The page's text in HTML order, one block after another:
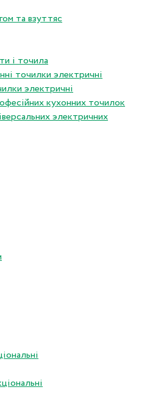
та взуттяс
і точила
точилки электричнi
электричнi
кухонних точилок
электричних